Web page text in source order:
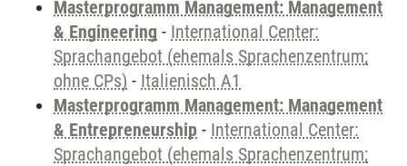
Masterprogramm Management: Management
& Engineering - International Center:
Sprachangebot (ehemals Sprachenzentrum;
ohne CPs) - Italienisch A1
Masterprogramm Management: Management
& Entrepreneurship - International Center:
Sprachangebot (ehemals Sprachenzentrum;